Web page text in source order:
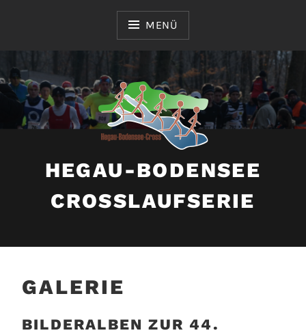
MENÜ
HEGAU-BODENSEE
CROSSLAUFSERIE
GALERIE
BILDERALBEN ZUR 44.